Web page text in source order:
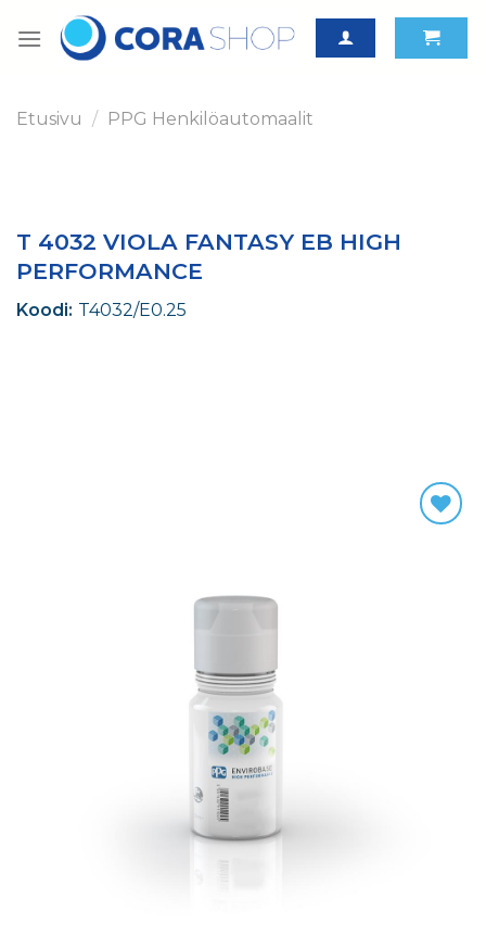
Etusivu / PPG Henkilöautomaalit
T 4032 VIOLA FANTASY EB HIGH
PERFORMANCE
Koodi: T4032/E0.25